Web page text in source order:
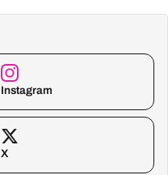
Instagram
X